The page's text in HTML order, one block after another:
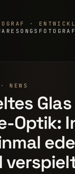
·
SONGS
Glas
Optik: